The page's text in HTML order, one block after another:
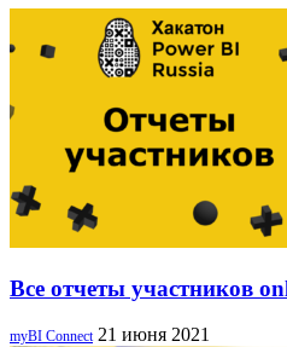
Все отчеты участников
myBI Connect 21 июня 2021